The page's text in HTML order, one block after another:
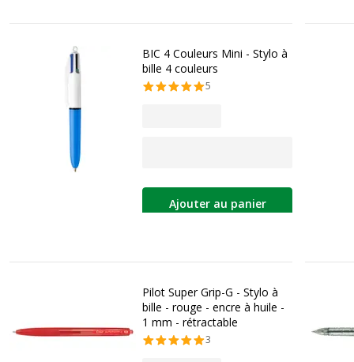
BIC 4 Couleurs Mini - Stylo à
bille 4 couleurs
5
Ajouter au panier
Pilot Super Grip-G - Stylo à
bille - rouge - encre à huile -
1 mm - rétractable
3